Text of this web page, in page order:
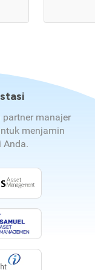
partner manajer
menjamin
Anda.